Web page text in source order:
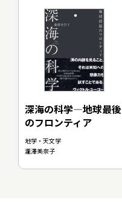
深海の科学―地球最後
のフロンティア
地学・天文学
瀧澤美奈子